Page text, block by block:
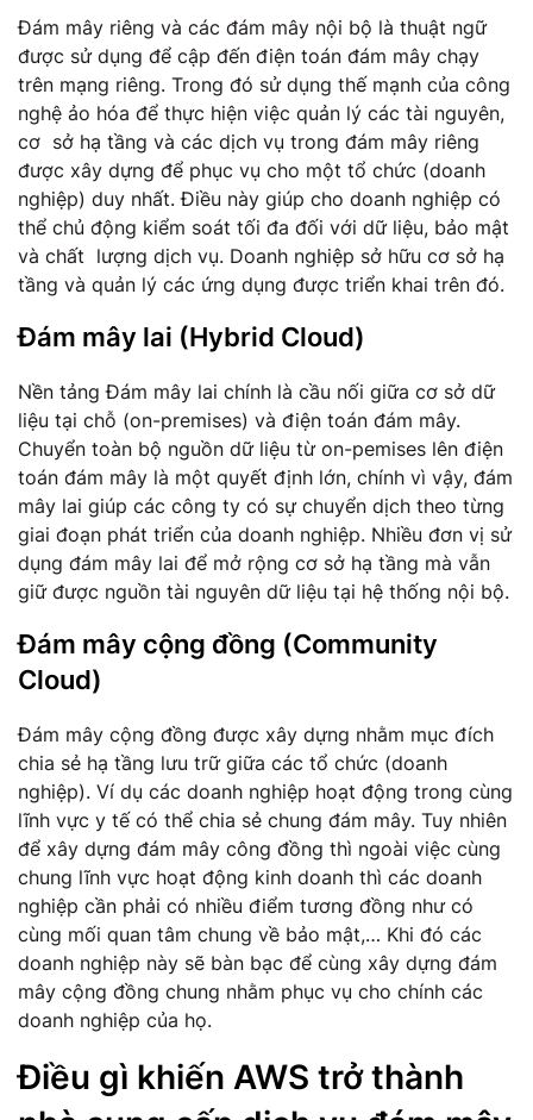
Đám mây riêng và các đám mây nội bộ là thuật ngữ
được sử dụng để cập đến điện toán đám mây chạy
trên mạng riêng. Trong đó sử dụng thế mạnh của công
nghệ ảo hóa để thực hiện việc quản lý các tài nguyên,
cơ sở hạ tầng và các dịch vụ trong đám mây riêng
được xây dựng để phục vụ cho một tổ chức (doanh
nghiệp) duy nhất. Điều này giúp cho doanh nghiệp có
thể chủ động kiểm soát tối đa đối với dữ liệu, bảo mật
và chất lượng dịch vụ. Doanh nghiệp sở hữu cơ sở hạ
tầng và quản lý các ứng dụng được triển khai trên đó.
Đám mây lai (Hybrid Cloud)
Nền tảng Đám mây lai chính là cầu nối giữa cơ sở dữ
liệu tại chỗ (on-premises) và điện toán đám mây.
Chuyển toàn bộ nguồn dữ liệu từ on-pemises lên điện
toán đám mây là một quyết định lớn, chính vì vậy, đám
mây lai giúp các công ty có sự chuyển dịch theo từng
giai đoạn phát triển của doanh nghiệp. Nhiều đơn vị sử
dụng đám mây lai để mở rộng cơ sở hạ tầng mà vẫn
giữ được nguồn tài nguyên dữ liệu tại hệ thống nội bộ.
Đám mây cộng đồng (Community
Cloud)
Đám mây cộng đồng được xây dựng nhằm mục đích
chia sẻ hạ tầng lưu trữ giữa các tổ chức (doanh
nghiệp). Ví dụ các doanh nghiệp hoạt động trong cùng
lĩnh vực y tế có thể chia sẻ chung đám mây. Tuy nhiên
để xây dựng đám mây công đồng thì ngoài việc cùng
chung lĩnh vực hoạt động kinh doanh thì các doanh
nghiệp cần phải có nhiều điểm tương đồng như có
cùng mối quan tâm chung về bảo mật,… Khi đó các
doanh nghiệp này sẽ bàn bạc để cùng xây dựng đám
mây cộng đồng chung nhằm phục vụ cho chính các
doanh nghiệp của họ.
Điều gì khiến AWS trở thành